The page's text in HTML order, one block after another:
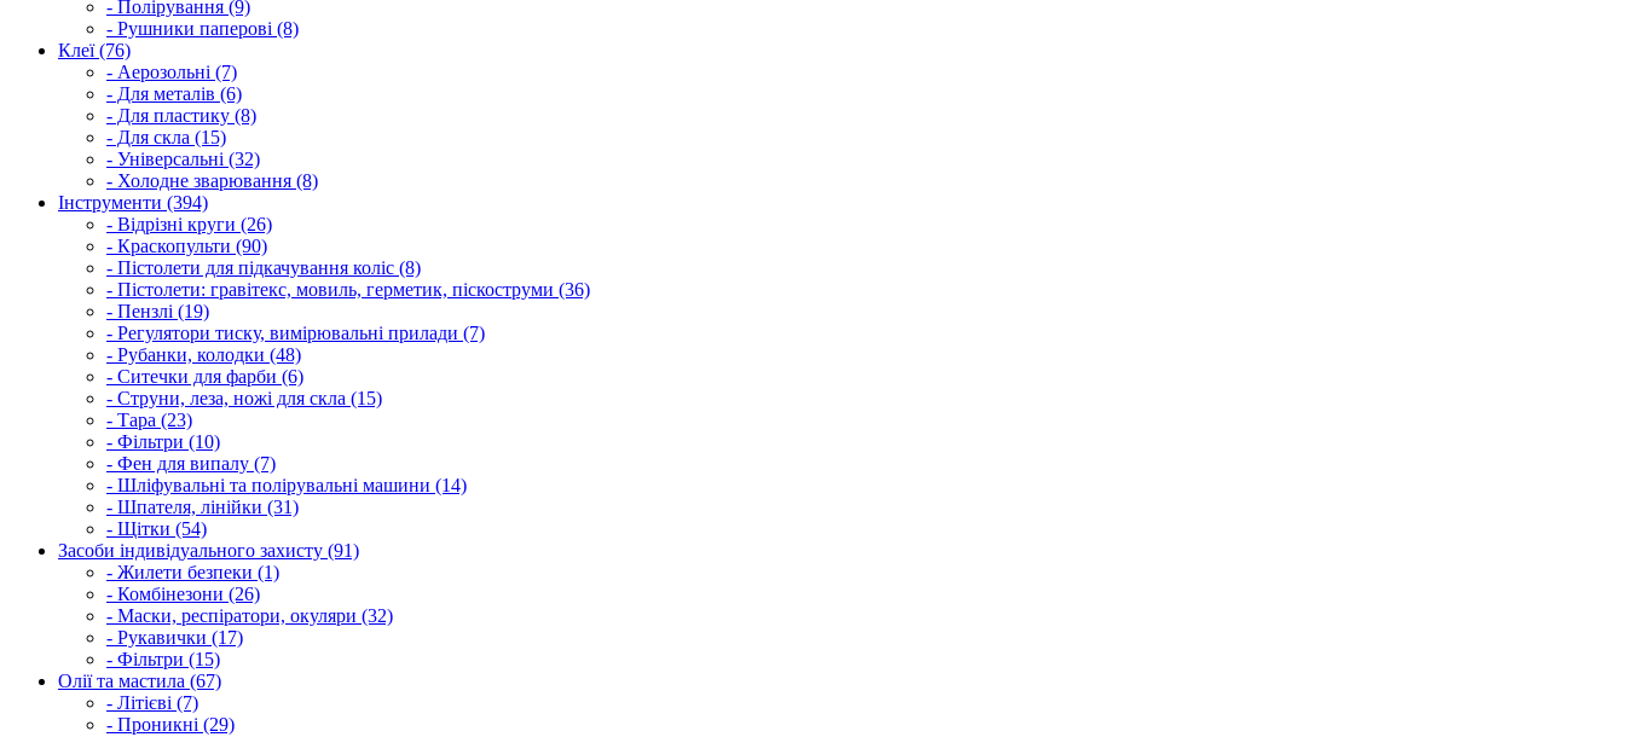
- Полірування (9)
- Рушники паперові (8)
Клеї (76)
- Аерозольні (7)
- Для металів (6)
- Для пластику (8)
- Для скла (15)
- Універсальні (32)
- Холодне зварювання (8)
Інструменти (394)
- Відрізні круги (26)
- Краскопульти (90)
- Пістолети для підкачування коліс (8)
- Пістолети: гравітекс, мовиль, герметик, піскоструми (36)
- Пензлі (19)
- Регулятори тиску, вимірювальні прилади (7)
- Рубанки, колодки (48)
- Ситечки для фарби (6)
- Струни, леза, ножі для скла (15)
- Тара (23)
- Фільтри (10)
- Фен для випалу (7)
- Шліфувальні та полірувальні машини (14)
- Шпателя, лінійки (31)
- Щітки (54)
Засоби індивідуального захисту (91)
- Жилети безпеки (1)
- Комбінезони (26)
- Маски, респіратори, окуляри (32)
- Рукавички (17)
- Фільтри (15)
Олії та мастила (67)
- Літієві (7)
- Проникні (29)